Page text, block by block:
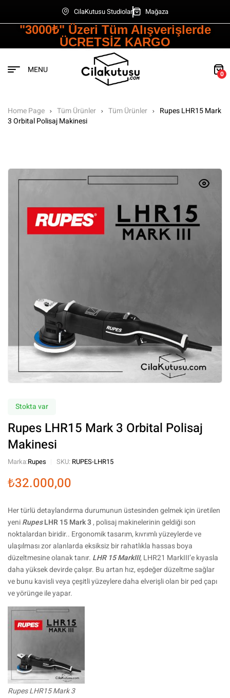
CilaKutusu Studiolar Mağaza
"3000₺" Üzeri Tüm Alışverişlerde
ÜCRETSİZ KARGO
MENU 0
Home Page Tüm Ürünler Tüm Ürünler
Rupes LHR15 Mark
3 Orbital Polisaj Makinesi
Stokta var
Rupes LHR15 Mark 3 Orbital Polisaj
Makinesi
Marka:Rupes SKU: RUPES-LHR15
₺32.000,00
Her türlü detaylandırma durumunun üstesinden gelmek için üretilen
yeniRupesLHR 15 Mark 3, polisaj makinelerinin geldiği son
noktalardan biridir.. Ergonomik tasarım, kıvrımlı yüzeylerde ve
ulaşılması zor alanlarda eksiksiz bir rahatlıkla hassas boya
düzeltmesine olanak tanır. LHR 15 MarkIII, LHR21 MarkIII’e kıyasla
daha yüksek devirde çalışır. Bu artan hız, eşdeğer düzeltme sağlar
ve bunu kavisli veya çeşitli yüzeylere daha elverişli olan bir ped çapı
ve yörünge ile yapar.
Rupes LHR15 Mark 3